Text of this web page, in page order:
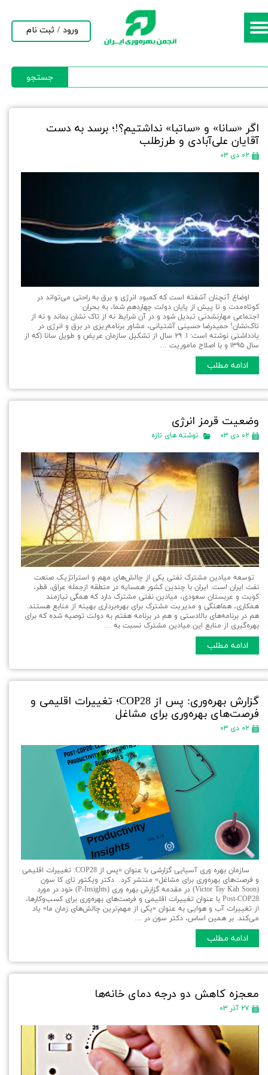
جستجو
ورود / ثبت نام
حساب کاربری من
خروج از حساب کاربری
اگر «سانا» و «ساتبا» نداشتیم؟!؛ برسد به دست
آقایان علی‌آبادی و طرزطلب
۰۲ دی ۰۳
اوضاع آنچنان آشفته است که کمبود انرژی و برق به راحتی می‌تواند در
کوتاه‌مدت و تا پیش از پایان دولت چهاردهمِ شما، به بحران
اجتماعی مهارنشدنی تبدیل شود و در آن شرایط نه از تاک نشان بماند و نه از
تاک‌نشان! حمیدرضا حسینی آشتیانی، مشاور برنامه‌ریزی در برق و انرژی در
یادداشتی نوشته است: ۱. ۲۹ سال از تشکیل سازمان عریض و طویل سانا (که از
سال ۱۳۹۵ و با اصلاح ماموریت …
ادامه مطلب
وضعیت قرمز انرژی
۰۲ دی ۰۳ نوشته های تازه
توسعه میادین مشترک نفتی یکی از چالش‌های مهم و استراتژیک صنعت
نفت ایران است. ایران با چندین کشور همسایه در منطقه ازجمله عراق، قطر،
کویت و عربستان سعودی، میادین نفتی مشترک دارد که همگی نیازمند
همکاری، هماهنگی و مدیریت مشترک برای بهره‌برداری بهینه از منابع هستند.
هم در برنامه‌های بالادستی و هم در برنامه هفتم به دولت توصیه شده که برای
بهره‌گیری از منابع این میادین مشترک نسبت به …
ادامه مطلب
گزارش بهره‌وری: پس از COP28؛ تغییرات اقلیمی و
فرصت‌های بهره‌وری برای مشاغل
۰۲ دی ۰۳
سازمان بهره وری آسیایی گزارشی با عنوان «پس از COP28: تغییرات اقلیمی
و فرصت‌های بهره‌وری برای مشاغل» منتشر کرد. دکتر ویکتور تای کا سون
(Victor Tay Kah Soon) در مقدمه گزارش بهره وری (P-Insights) خود در مورد
Post-COP28 با عنوان تغییرات اقلیمی و فرصت‌های بهره‌وری برای کسب‌وکارها،
از تغییرات آب و هوایی به عنوان «یکی از مهم‌ترین چالش‌های زمان ما» یاد
می‌کند. بر همین اساس، دکتر سون در …
ادامه مطلب
معجزه كاهش دو درجه دمای خانه‌ها
۲۷ آذر ۰۳